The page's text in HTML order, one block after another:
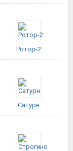
Ротор-2
Сатурн